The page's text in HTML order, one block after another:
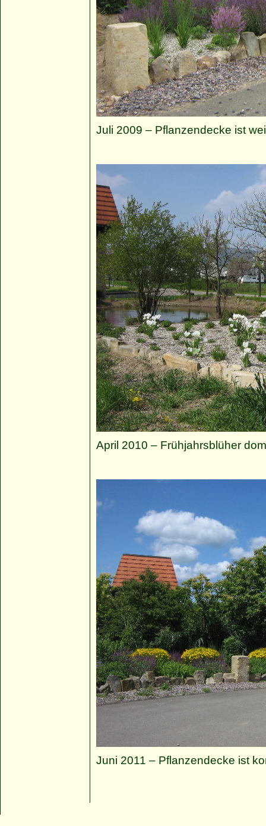
Juli 2009 – Pflanzendecke ist
April 2010 – Frühjahrsblüher
Juni 2011 – Pflanzendecke ist